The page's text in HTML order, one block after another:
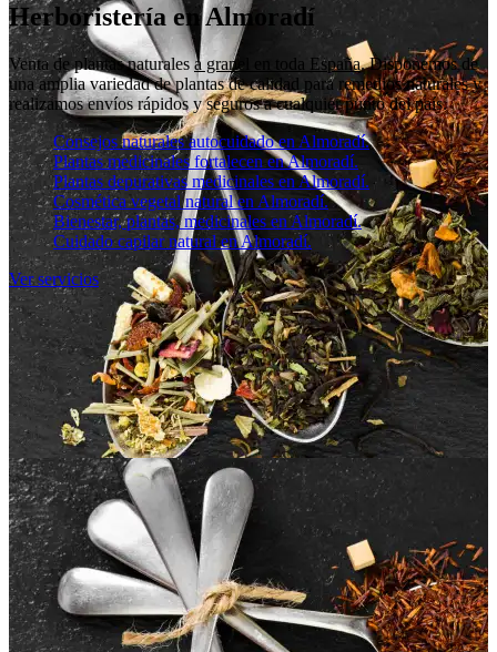
Herboristería en Almoradí
Venta de plantas naturalesa granel en toda España. Disponemos de
una amplia variedad de plantas de calidad para remedios naturales y
realizamos envíos rápidos y seguros a cualquier punto del país.
Consejos naturales autocuidado en Almoradí.
Plantas medicinales fortalecen en Almoradí.
Plantas depurativas medicinales en Almoradí.
Cosmética vegetal natural en Almoradí.
Bienestar, plantas, medicinales en Almoradí.
Cuidado capilar natural en Almoradí.
Ver servicios